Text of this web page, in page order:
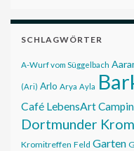
SCHLAGWÖRTER
A-Wurf vom Süggelbach
(Ari) Arlo Arya Ayla
Café LebensArt
Dortmunder
Kromitreffen Feld Garten